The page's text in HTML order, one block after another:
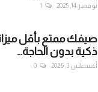
نوفمبر 14, 2025 1
ذكية بدون الحاجة...
أغسطس 3, 2026 0